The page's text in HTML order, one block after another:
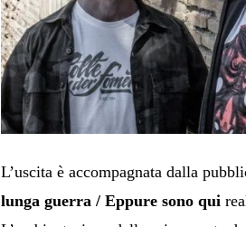
L’uscita è accompagnata dalla
lunga guerra / Eppure sono qui